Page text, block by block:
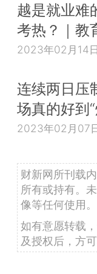
越是就业难
考热？｜教
2023年02月14日
连续两日压
场真的好到“
2023年02月07
财新网所刊载
所有或持有。
像等任何使用。
如有意愿转载
及授权后，方可